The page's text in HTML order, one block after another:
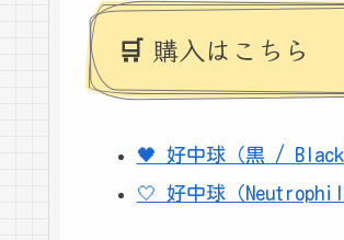
🛒 購入はこちら
🖤 好中球（黒 / Black
🤍 好中球（